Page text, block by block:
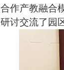
合作产教融合
研讨交流了园